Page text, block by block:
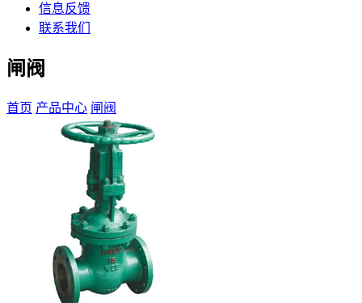
信息反馈
联系我们
闸阀
首页 产品中心 闸阀